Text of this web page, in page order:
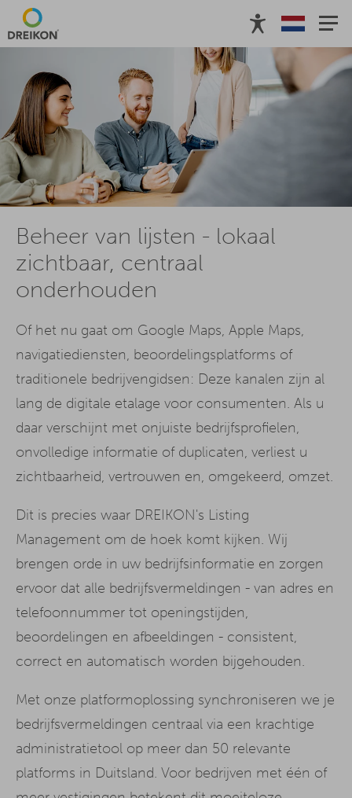
Beheer van lijsten - lokaal
zichtbaar, centraal
onderhouden
Of het nu gaat om Google Maps, Apple Maps,
navigatiediensten, beoordelingsplatforms of
traditionele bedrijvengidsen: Deze kanalen zijn al
lang de digitale etalage voor consumenten. Als u
daar verschijnt met onjuiste bedrijfsprofielen,
onvolledige informatie of duplicaten, verliest u
zichtbaarheid, vertrouwen en, omgekeerd, omzet.
Dit is precies waar DREIKON's Listing
Management om de hoek komt kijken. Wij
brengen orde in uw bedrijfsinformatie en zorgen
ervoor dat alle bedrijfsvermeldingen - van adres en
telefoonnummer tot openingstijden,
beoordelingen en afbeeldingen - consistent,
correct en automatisch worden bijgehouden.
Met onze platformoplossing synchroniseren we je
bedrijfsvermeldingen centraal via een krachtige
administratietool op meer dan 50 relevante
platforms in Duitsland. Voor bedrijven met één of